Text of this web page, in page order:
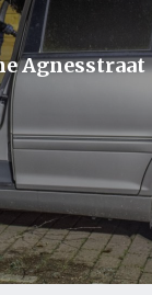
Agnesstraat